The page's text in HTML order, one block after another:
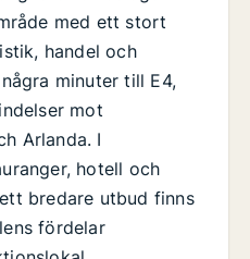
med ett stort
handel och
minuter till E4,
mot
Arlanda. I
hotell och
bredare utbud finns
fördelar